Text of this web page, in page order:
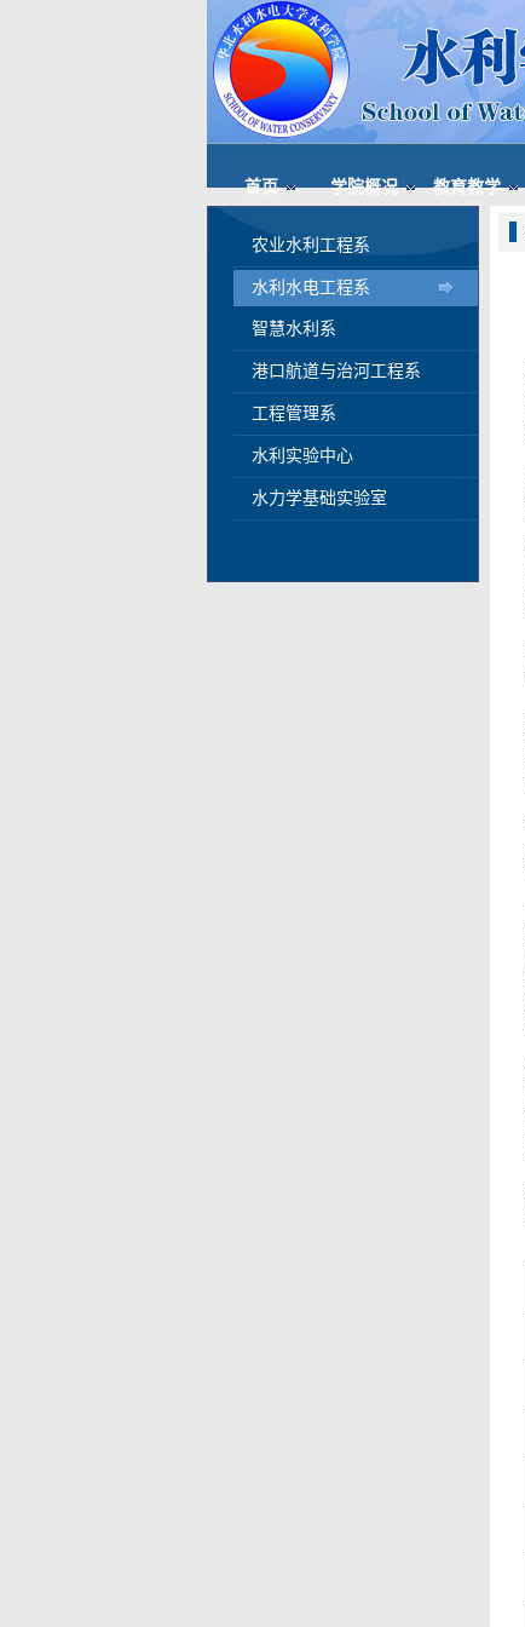
首页 学院概况 教育教学
农业水利工程系
水利水电工程系
智慧水利系
港口航道与治河工程系
工程管理系
水利实验中心
水力学基础实验室